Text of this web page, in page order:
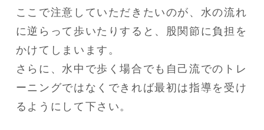
ここで注意していただきたいのが、水の流れ
に逆らって歩いたりすると、股関節に負担を
かけてしまいます。
さらに、水中で歩く場合でも自己流でのトレ
ーニングではなくできれば最初は指導を受け
るようにして下さい。